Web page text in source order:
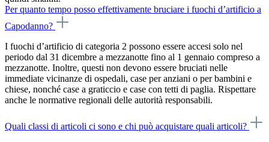
Per quanto tempo posso effettivamente bruciare i fuochi d’artificio a
Capodanno?
I fuochi d’artificio di categoria 2 possono essere accesi solo nel
periodo dal 31 dicembre a mezzanotte fino al 1 gennaio compreso a
mezzanotte. Inoltre, questi non devono essere bruciati nelle
immediate vicinanze di ospedali, case per anziani o per bambini e
chiese, nonché case a graticcio e case con tetti di paglia. Rispettare
anche le normative regionali delle autorità responsabili.
Quali classi di articoli ci sono e chi può acquistare quali articoli?